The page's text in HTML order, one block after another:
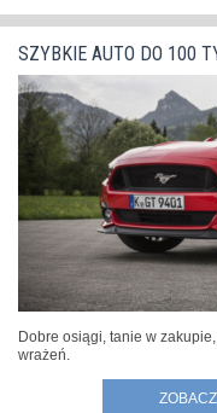
SZYBKIE AUTO DO 100
Dobre osiągi, tanie w
wrażeń.